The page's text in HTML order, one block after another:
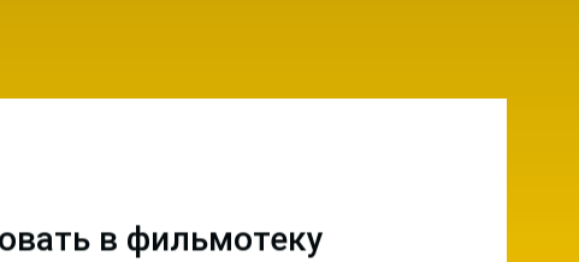
в фильмотеку